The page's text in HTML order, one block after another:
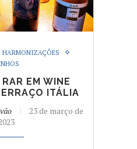
HARMONIZAÇÕES
EM WINE
ITÁLIA
23 de março de